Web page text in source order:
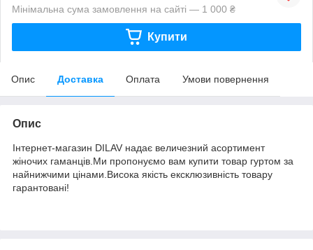
Мінімальна сума замовлення на сайті — 1 000 ₴
Купити
Опис Доставка Оплата Умови повернення
Опис
Інтернет-магазин DILAV надає величезний асортимент
жіночих гаманців.Ми пропонуємо вам купити товар гуртом за
найнижчими цінами.Висока якість ексклюзивність товару
гарантовані!